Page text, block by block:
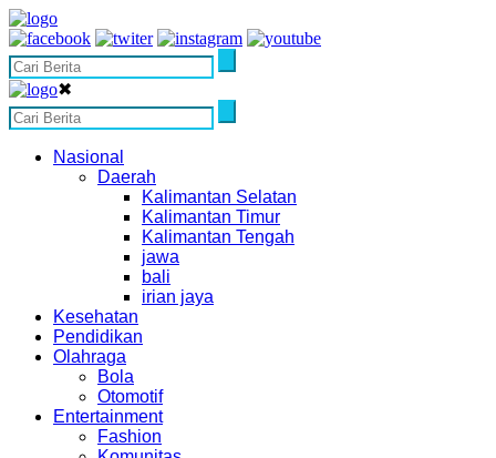
✖
Nasional
Daerah
Kalimantan Selatan
Kalimantan Timur
Kalimantan Tengah
jawa
bali
irian jaya
Kesehatan
Pendidikan
Olahraga
Bola
Otomotif
Entertainment
Fashion